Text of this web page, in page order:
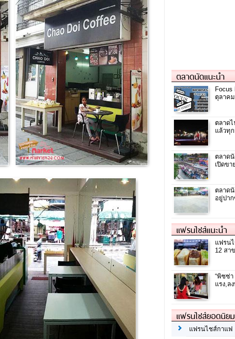
ตลาดนัดแนะนำ
Focus
ตุลาค
ตลาด
แล้วทุ
ตลาด
เปิดข
ตลาด
อยู่ปา
แฟรนไชส์แนะนำ
แฟรน
12 สา
“พิซซ่
แรง,ล
แฟรนไชส์ยอดนิยม
แฟรนไชส์กาแฟ